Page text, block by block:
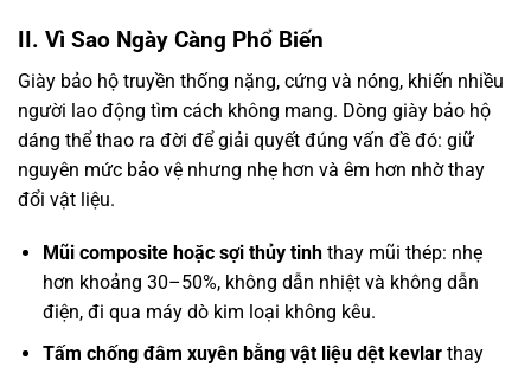
II. Vì Sao Ngày Càng Phổ Biến
Giày bảo hộ truyền thống nặng, cứng và nóng, khiến nhiều
người lao động tìm cách không mang. Dòng giày bảo hộ
dáng thể thao ra đời để giải quyết đúng vấn đề đó: giữ
nguyên mức bảo vệ nhưng nhẹ hơn và êm hơn nhờ thay
đổi vật liệu.
Mũi composite hoặc sợi thủy tinhthay mũi thép: nhẹ
hơn khoảng 30–50%, không dẫn nhiệt và không dẫn
điện, đi qua máy dò kim loại không kêu.
Tấm chống đâm xuyên bằng vật liệu dệt kevlarthay